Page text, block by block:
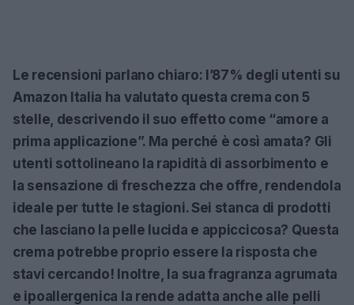
Le recensioni parlano chiaro: l’87% degli utenti su
Amazon Italia ha valutato questa crema con 5
stelle, descrivendo il suo effetto come “amore a
prima applicazione”. Ma perché è così amata? Gli
utenti sottolineano la rapidità di assorbimento e
la sensazione di freschezza che offre, rendendola
ideale per tutte le stagioni. Sei stanca di prodotti
che lasciano la pelle lucida e appiccicosa? Questa
crema potrebbe proprio essere la risposta che
stavi cercando! Inoltre, la sua fragranza agrumata
e ipoallergenica la rende adatta anche alle pelli